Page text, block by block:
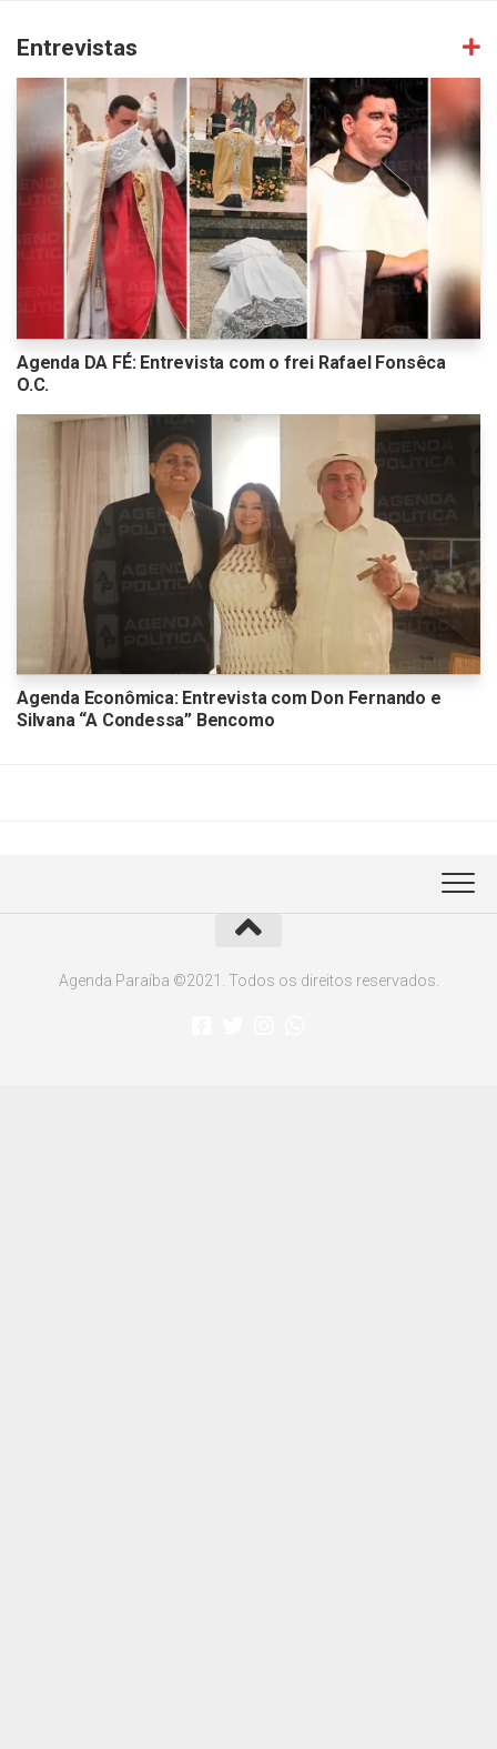
Entrevistas
Agenda DA FÉ: Entrevista com o frei Rafael Fonsêca
O.C.
Agenda Econômica: Entrevista com Don Fernando e
Silvana “A Condessa” Bencomo
Agenda Paraíba ©2021. Todos os direitos reservados.